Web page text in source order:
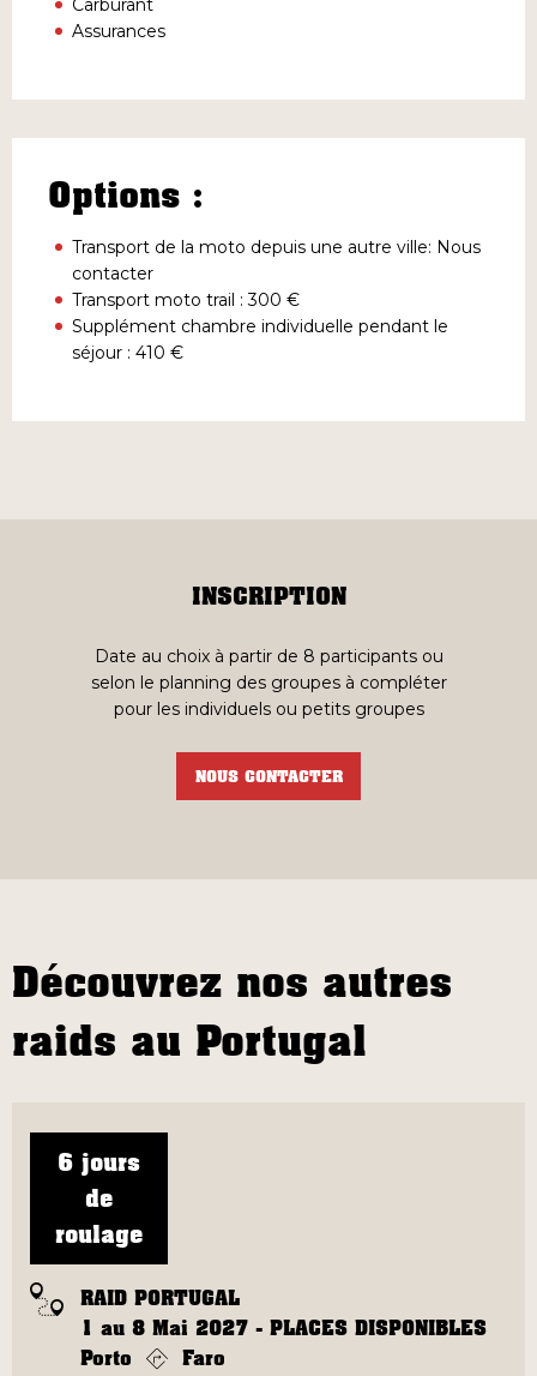
Carburant
Assurances
Options :
Transport de la moto depuis une autre ville: Nous
contacter
Transport moto trail : 300 €
Supplément chambre individuelle pendant le
séjour : 410 €
INSCRIPTION
Date au choix à partir de 8 participants ou
selon le planning des groupes à compléter
pour les individuels ou petits groupes
NOUS CONTACTER
Découvrez nos autres
raids au Portugal
6 jours
de
roulage
RAID PORTUGAL
1 au 8 Mai 2027 - PLACES DISPONIBLES
Porto
Faro